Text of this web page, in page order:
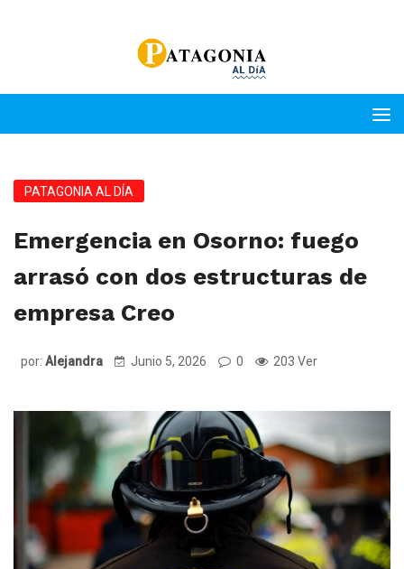
PATAGONIA AL DÍA
Emergencia en Osorno: fuego
arrasó con dos estructuras de
empresa Creo
por: Alejandra Junio 5, 2026 0 203 Ver